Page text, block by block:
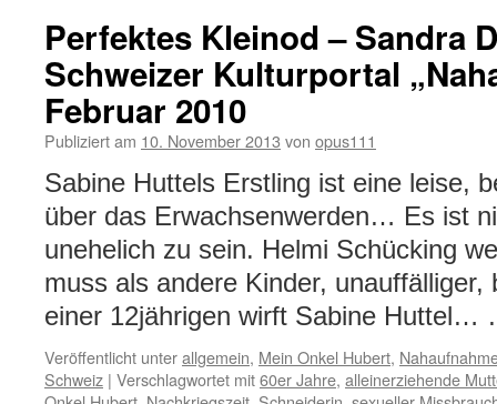
Perfektes Kleinod – Sandra
Schweizer Kulturportal
Februar 2010
Publiziert am 10. November 2013 von opus111
Sabine Huttels Erstling ist eine leise,
über das Erwachsenwerden… Es ist
unehelich zu sein. Helmi Schücking
muss als andere Kinder,
einer 12jährigen wirft Sabine
Veröffentlicht unterallgemein, Mein Onkel Hubert,
Schweiz | Verschlagwortet mit60er Jahre, alleinerziehende